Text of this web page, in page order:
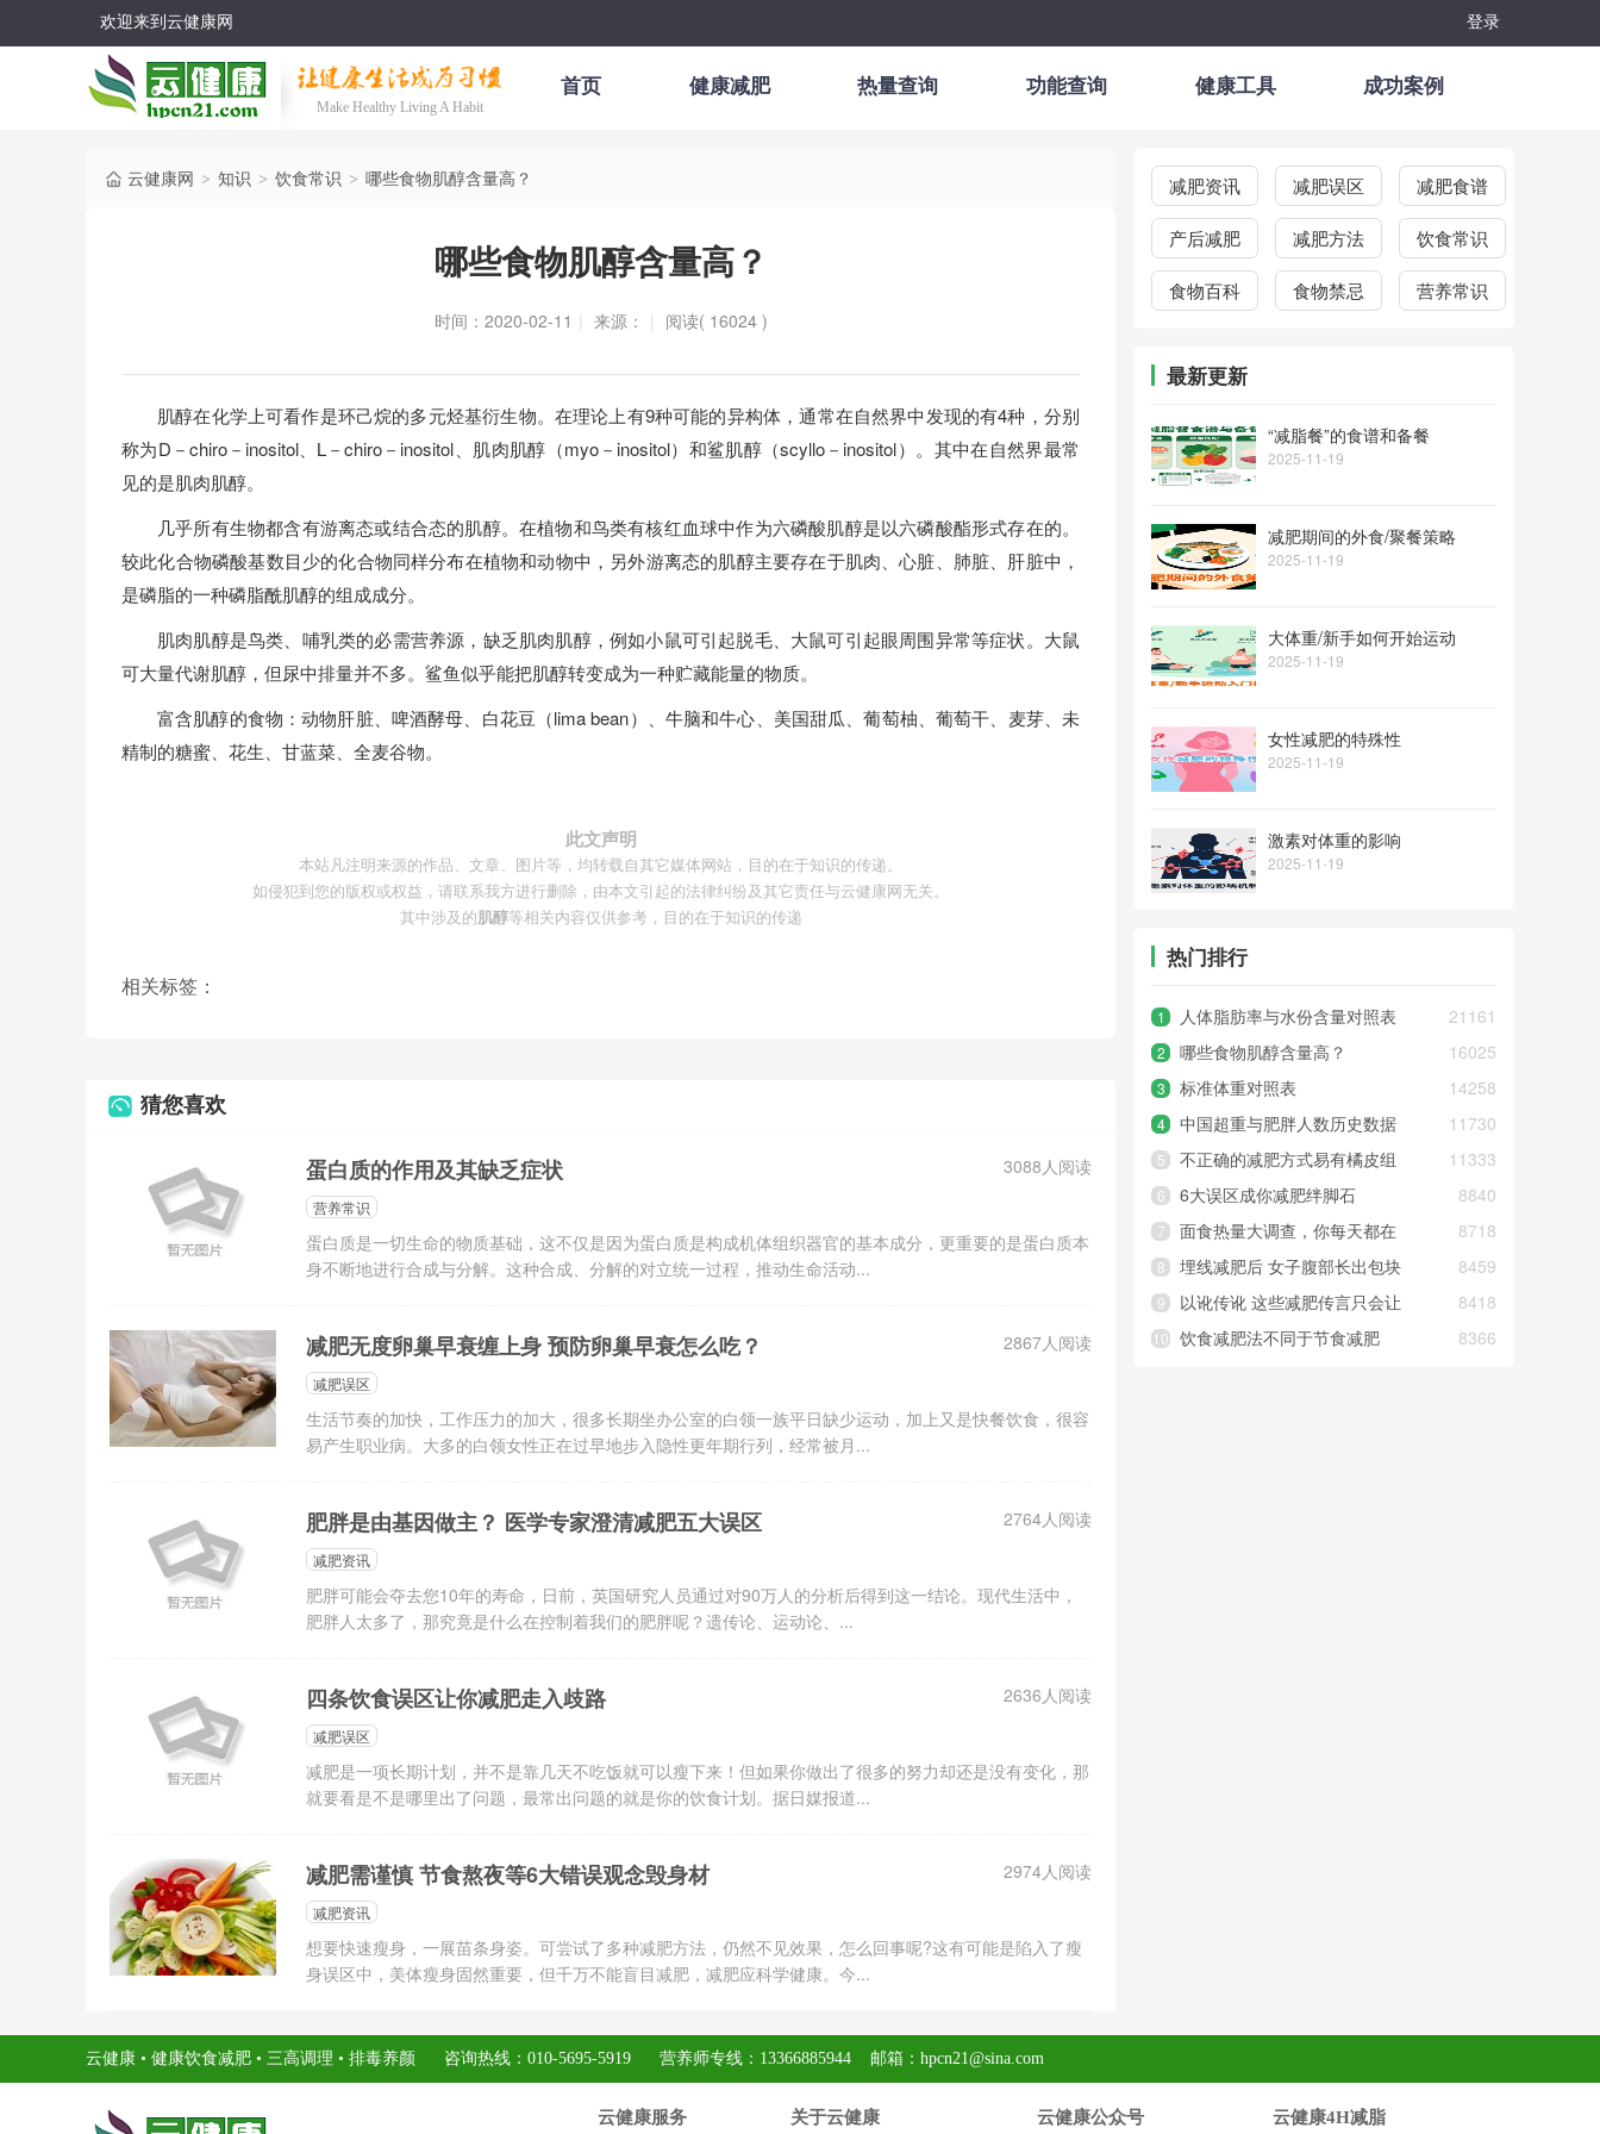
欢迎来到云健康网 登录
Make Healthy Living A Habit
首页 健康减肥 热量查询 功能查询 健康工具 成功案例
云健康网 > 知识 > 饮食常识 > 哪些食物肌醇含量高？
哪些食物肌醇含量高？
时间：2020-02-11 来源： 阅读( 16024 )
肌醇在化学上可看作是环己烷的多元烃基衍生物。在理论上有9种可能的异构体，通常在自然界中发现的有4种，分别
称为D－chiro－inositol、L－chiro－inositol、肌肉肌醇（myo－inositol）和鲨肌醇（scyllo－inositol）。其中在自然界最常
见的是肌肉肌醇。
几乎所有生物都含有游离态或结合态的肌醇。在植物和鸟类有核红血球中作为六磷酸肌醇是以六磷酸酯形式存在的。
较此化合物磷酸基数目少的化合物同样分布在植物和动物中，另外游离态的肌醇主要存在于肌肉、心脏、肺脏、肝脏中，
是磷脂的一种磷脂酰肌醇的组成成分。
肌肉肌醇是鸟类、哺乳类的必需营养源，缺乏肌肉肌醇，例如小鼠可引起脱毛、大鼠可引起眼周围异常等症状。大鼠
可大量代谢肌醇，但尿中排量并不多。鲨鱼似乎能把肌醇转变成为一种贮藏能量的物质。
富含肌醇的食物：动物肝脏、啤酒酵母、白花豆（lima bean）、牛脑和牛心、美国甜瓜、葡萄柚、葡萄干、麦芽、未
精制的糖蜜、花生、甘蓝菜、全麦谷物。
此文声明
本站凡注明来源的作品、文章、图片等，均转载自其它媒体网站，目的在于知识的传递。
如侵犯到您的版权或权益，请联系我方进行删除，由本文引起的法律纠纷及其它责任与云健康网无关。
其中涉及的肌醇等相关内容仅供参考，目的在于知识的传递
相关标签：
猜您喜欢
蛋白质的作用及其缺乏症状 3088人阅读
营养常识
蛋白质是一切生命的物质基础，这不仅是因为蛋白质是构成机体组织器官的基本成分，更重要的是蛋白质本
身不断地进行合成与分解。这种合成、分解的对立统一过程，推动生命活动...
减肥无度卵巢早衰缠上身 预防卵巢早衰怎么吃？ 2867人阅读
减肥误区
生活节奏的加快，工作压力的加大，很多长期坐办公室的白领一族平日缺少运动，加上又是快餐饮食，很容
易产生职业病。大多的白领女性正在过早地步入隐性更年期行列，经常被月...
肥胖是由基因做主？ 医学专家澄清减肥五大误区 2764人阅读
减肥资讯
肥胖可能会夺去您10年的寿命，日前，英国研究人员通过对90万人的分析后得到这一结论。现代生活中，
肥胖人太多了，那究竟是什么在控制着我们的肥胖呢？遗传论、运动论、...
四条饮食误区让你减肥走入歧路 2636人阅读
减肥误区
减肥是一项长期计划，并不是靠几天不吃饭就可以瘦下来！但如果你做出了很多的努力却还是没有变化，那
就要看是不是哪里出了问题，最常出问题的就是你的饮食计划。据日媒报道...
减肥需谨慎 节食熬夜等6大错误观念毁身材 2974人阅读
减肥资讯
想要快速瘦身，一展苗条身姿。可尝试了多种减肥方法，仍然不见效果，怎么回事呢?这有可能是陷入了瘦
身误区中，美体瘦身固然重要，但千万不能盲目减肥，减肥应科学健康。今...
减肥资讯 减肥误区 减肥食谱
产后减肥 减肥方法 饮食常识
食物百科 食物禁忌 营养常识
最新更新
“减脂餐”的食谱和备餐
2025-11-19
减肥期间的外食/聚餐策略
2025-11-19
大体重/新手如何开始运动
2025-11-19
女性减肥的特殊性
2025-11-19
激素对体重的影响
2025-11-19
热门排行
1 人体脂肪率与水份含量对照表 21161
2 哪些食物肌醇含量高？ 16025
3 标准体重对照表 14258
4
中国超重与肥胖人数历史数据
统计，超重人数已达3.41亿
11730
5
不正确的减肥方式易有橘皮组
织
11333
6 6大误区成你减肥绊脚石 8840
7
面食热量大调查，你每天都在
吃多少卡路里？
8718
8 埋线减肥后 女子腹部长出包块 8459
9
以讹传讹 这些减肥传言只会让
你做无用功
8418
10 饮食减肥法不同于节食减肥
8366
云健康 • 健康饮食减肥 • 三高调理 • 排毒养颜 咨询热线：010-5695-5919 营养师专线：13366885944 邮箱：hpcn21@sina.com
云健康服务 关于云健康 云健康公众号 云健康4H减脂